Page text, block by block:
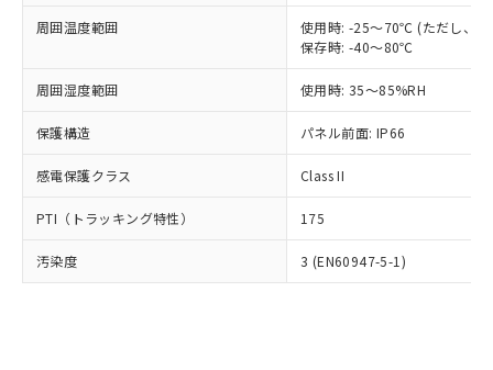
周囲温度範囲
使用時: -25～70℃ (ただし、氷
保存時: -40～80℃
周囲湿度範囲 使用時: 35～85%RH
保護構造 パネル前面: IP66
感電保護クラス Class II
PTI（トラッキング特性） 175
汚染度 3 (EN60947-5-1)
正式な納期状況および標準価格はお客
様のお取引先、またはお客様担当のオ
ムロン制御機器販売店・当社販売員に
オムロン制御機器販売店や当社販売拠
販売ネットワーク
」をご確認
ください。
在庫状況および標準価格結果を当社の
事前の承諾なく第三者に漏洩または開
示しないようお願いします。
マイパーツ機能（部品リスト作成サー
ビス）をご利用いただくには、I-Web
(PBDE) 1000ppm以下、フタル酸ビス(2-エチルヘキシ
ル) (DEHP)(別名：DOP) 1000ppm以下、フタル酸ブチ
ルベンジル（BBP） 1000ppm以下、フタル酸ジブチル
（DBP） 1000ppm以下、フタル酸ジイソブチル
但し、RoHS指令で産業用監視および制御機器に対する
フタル酸エステル類の４物質については閾値を超える意
図的な使用がないことを確認しています。
※2 対応予定月
部品在庫の切り替え状況などにより、予定
月が前後することがあります。
ニル類) : 1000ppm、 PBDEs(ポリ臭化ジフェニルエーテ
ル類) : 1000ppm、
DBP(フタル酸ジブチル) : 1000ppm、 DIBP(フタル酸ジ
DEHP(フタル酸ビス(2-エチルヘキシル)) : 1000ppm
「ｅ」：有害物質（10物質）のすべてが基
準値以下であることを示します。
「10」：通常の使用状況下において有害物
質が外部に漏えいし、環境に深刻な影響を
当社は規制貨物を破棄する場合は、完
全に破砕するなど、違法に輸出されな
いよう必要な手段を講じます。
当社は貴社製品を、核兵器、ミサイ
ル、化学兵器、生物兵器またはその他
武器並びにこれらの製造装置等に一切
当社は、貴社製品を第三者に販売する
場合は、上記1、2および3の内容を当
該第三者に通知します。また当社は、
販売先および販売に係わる関係者が違
法に輸出するおそれがある場合は、取
一定数以上の在庫あり
一定数には満たないが在庫あり
在庫なし(最新の在庫状況につ
いては、お客様のお取引先、ま
たはお客様担当のオムロン制御
機器販売店・当社販売員にご確
認ください)
白
受注生産機種、また在庫状況の
情報を公開していない機種